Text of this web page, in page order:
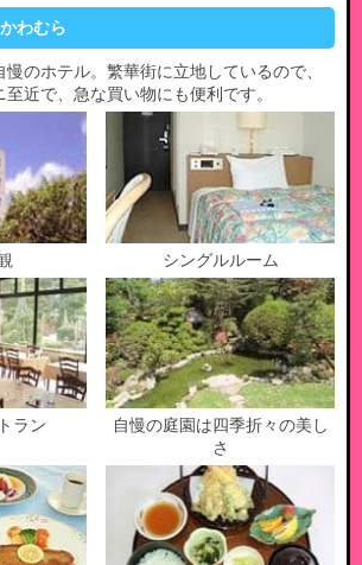
わむら
のホテル。繁華街に立地しているので、
近で、急な買い物にも便利です。
シングルルーム
ラン
自慢の庭園は四季折々の美し
さ